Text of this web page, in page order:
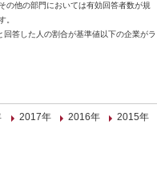
の他の部門においては有効回答者数が規
。
答した人の割合が基準値以下の企業がラ
2017年 2016年
2015年